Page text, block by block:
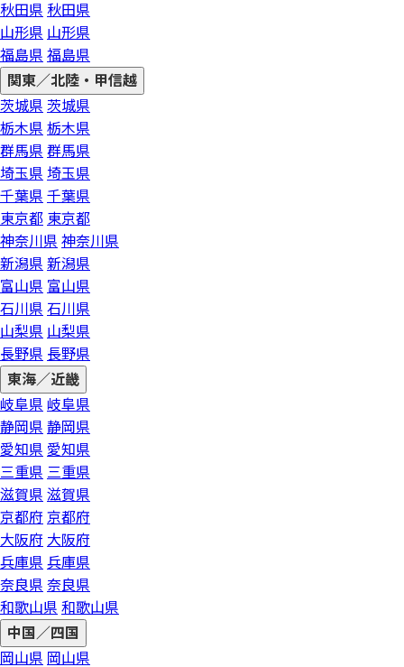
秋田県 秋田県
山形県 山形県
福島県 福島県
関東／北陸・甲信越
茨城県 茨城県
栃木県 栃木県
群馬県 群馬県
埼玉県 埼玉県
千葉県 千葉県
東京都 東京都
神奈川県 神奈川県
新潟県 新潟県
富山県 富山県
石川県 石川県
山梨県 山梨県
長野県 長野県
東海／近畿
岐阜県 岐阜県
静岡県 静岡県
愛知県 愛知県
三重県 三重県
滋賀県 滋賀県
京都府 京都府
大阪府 大阪府
兵庫県 兵庫県
奈良県 奈良県
和歌山県 和歌山県
中国／四国
岡山県 岡山県